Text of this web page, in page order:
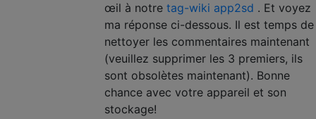
œil à notre tag-wiki app2sd . Et voyez
ma réponse ci-dessous. Il est temps de
nettoyer les commentaires maintenant
(veuillez supprimer les 3 premiers, ils
sont obsolètes maintenant). Bonne
chance avec votre appareil et son
stockage!